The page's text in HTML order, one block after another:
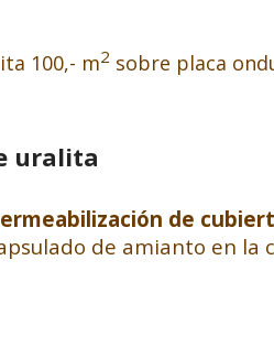
100,- m2 sobre placa
uralita
de
de amianto en la